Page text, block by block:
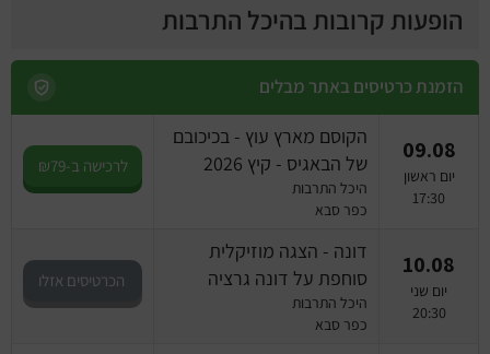
הצגות תיאטרון
מחזות זמר
מחול ובלט
קונצרטים
הרצאות
סרטים
הופעות קרובות בהיכל התרבות
הזמנת כרטיסים באתר מבלים
09.08
יום ראשון
17:30
הקוסם מארץ עוץ - בכיכובם
של הבאגיס - קיץ 2026
היכל התרבות
כפר סבא
לרכישה ב-₪79
10.08
יום שני
20:30
דונה - הצגה מוזיקלית
סוחפת על דונה גרציה
היכל התרבות
כפר סבא
הכרטיסים אזלו